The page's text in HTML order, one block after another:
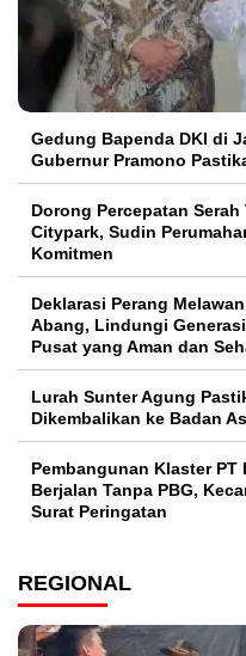
Gedung Bapenda DKI di
Gubernur Pramono
Dorong Percepatan
Citypark, Sudin
Komitmen
Deklarasi Perang
Abang, Lindungi
Pusat yang Aman dan
Lurah Sunter Agung
Dikembalikan ke Badan
Pembangunan Klaster PT
Berjalan Tanpa PBG,
Surat Peringatan
REGIONAL